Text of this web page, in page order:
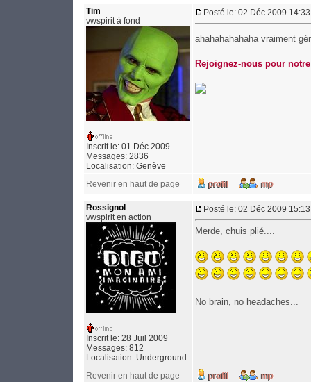
Tim
vwspirit à fond
Inscrit le: 01 Déc 2009
Messages: 2836
Localisation: Genève
Posté le: 02 Déc 2009 14:33
ahahahahahaha vraiment
Rejoignez-nous pour
Revenir en haut de page
Rossignol
vwspirit en action
Inscrit le: 28 Juil 2009
Messages: 812
Localisation: Underground
Posté le: 02 Déc 2009 15:13
Merde, chuis plié....
No brain, no headaches...
Revenir en haut de page